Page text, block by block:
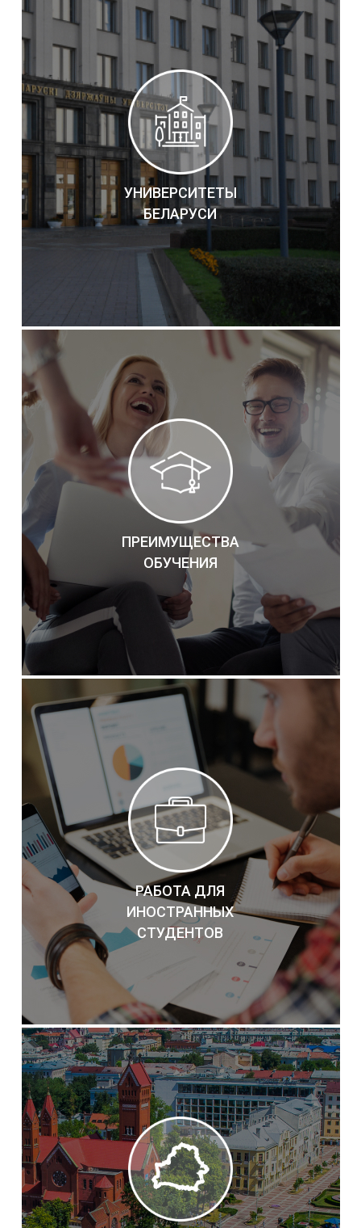
УНИВЕРСИТЕТЫ
БЕЛАРУСИ
ПРЕИМУЩЕСТВА
ОБУЧЕНИЯ
РАБОТА ДЛЯ
ИНОСТРАННЫХ
СТУДЕНТОВ